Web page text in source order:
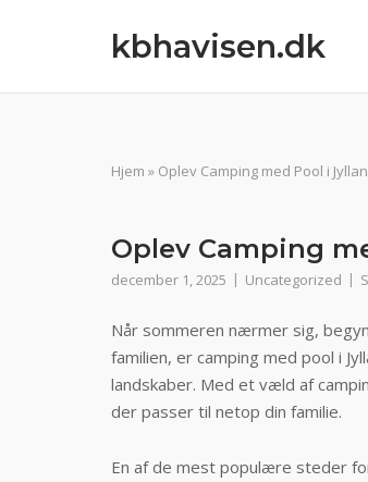
kbhavisen.dk
Hjem » Oplev Camping med Pool i
Oplev Camping
december 1, 2025 Uncategorized
Når sommeren nærmer sig,
familien, er camping med pool i
landskaber. Med et væld af
der passer til netop din familie.
En af de mest populære steder